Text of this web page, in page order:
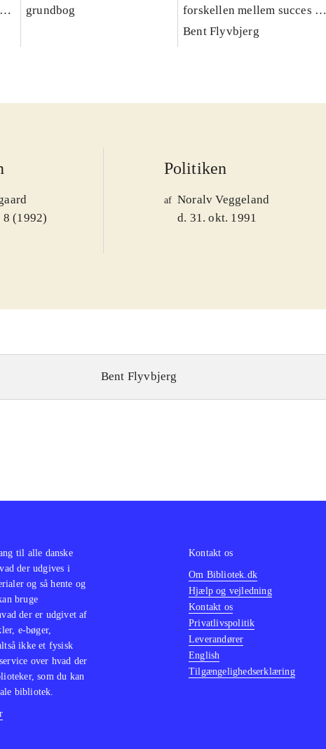
grundbog
forskellen mellem succes og
fiasko i alle slags projekter
Bent Flyvbjerg
8 (1992)
Politiken
af Noralv Veggeland
d. 31. okt. 1991
Bent Flyvbjerg
til alle danske
der udgives i
og så hente og
bruge
der er udgivet af
e-bøger,
ikke et fysisk
over hvad der
som du kan
bibliotek.
Kontakt os
Om Bibliotek.dk
Hjælp og vejledning
Kontakt os
Privatlivspolitik
Leverandører
English
Tilgængelighedserklæring